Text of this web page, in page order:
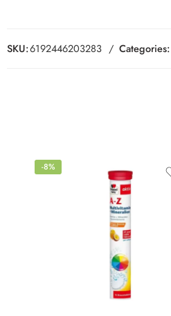
SKU:6192446203283 Categories:
-8%